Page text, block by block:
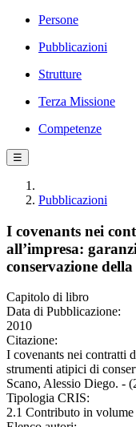
Persone
Pubblicazioni
Strutture
Terza Missione
Competenze
☰
Pubblicazioni
I covenants nei
all’impresa:
conservazione
Capitolo di libro
Data di Pubblicazione:
2010
Citazione:
I covenants nei contratti
strumenti atipici di
Scano, Alessio Diego. -
Tipologia CRIS:
2.1 Contributo in